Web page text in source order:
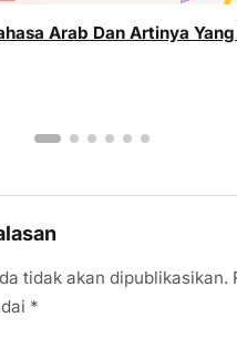
Arab Dan Artinya
tidak akan dipublikasikan.
*